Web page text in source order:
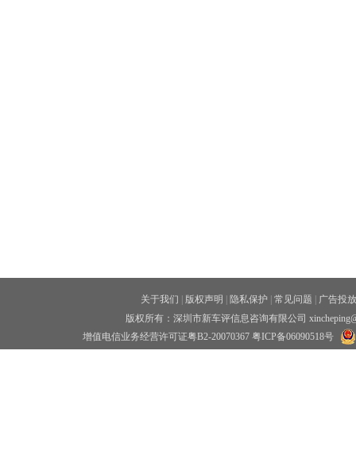
关于我们 版权声明 隐私保护 常见问题
广告投放
版权所有：深圳市新车评信息咨询有限公司
增值电信业务经营许可证粤B2-20070367 粤ICP备06090518号